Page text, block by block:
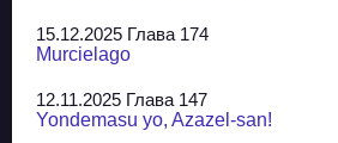
15.12.2025 Глава 174
Murcielago
12.11.2025 Глава 147
Yondemasu yo, Azazel-san!